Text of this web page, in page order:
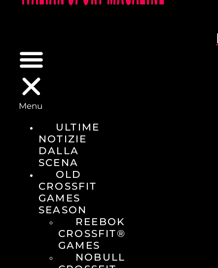
Menu
ULTIME
NOTIZIE
DALLA
SCENA
OLD
CROSSFIT
GAMES
SEASON
REEBOK
CROSSFIT®
GAMES
NOBULL